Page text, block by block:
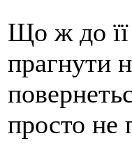
Що ж до її
прагнути
просто не